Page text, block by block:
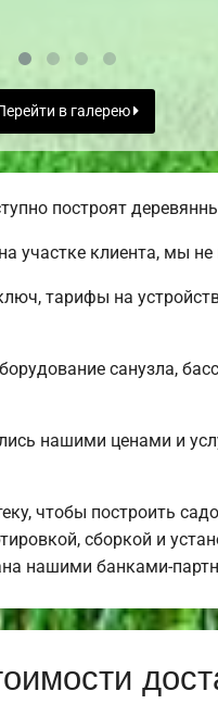
в галерею
построят
участке клиента, мы
тарифы на
санузла,
нашими ценами и
чтобы построить
сборкой и
нашими банками-